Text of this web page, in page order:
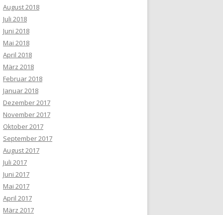
August 2018
Juli 2018
Juni 2018
Mai 2018
April 2018
März 2018
Februar 2018
Januar 2018
Dezember 2017
November 2017
Oktober 2017
September 2017
August 2017
Juli 2017
Juni 2017
Mai 2017
April 2017
März 2017